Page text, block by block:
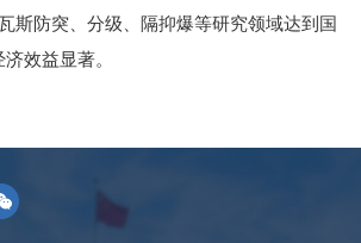
斯防突、分级、隔抑爆等研究领域达到国
效益显著。